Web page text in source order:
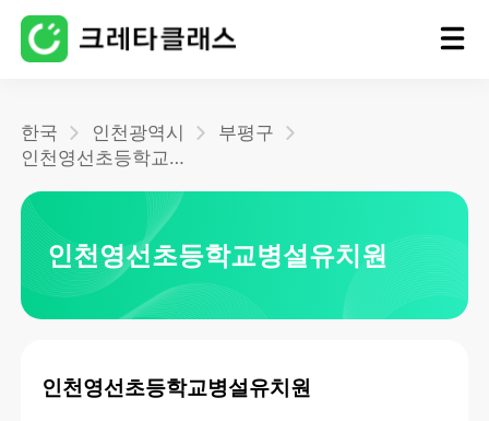
블로그
한국 인천광역시
부평구
인천영선초등학교병설유치원
인천영선초등학교병설유치원
인천영선초등학교병설유치원